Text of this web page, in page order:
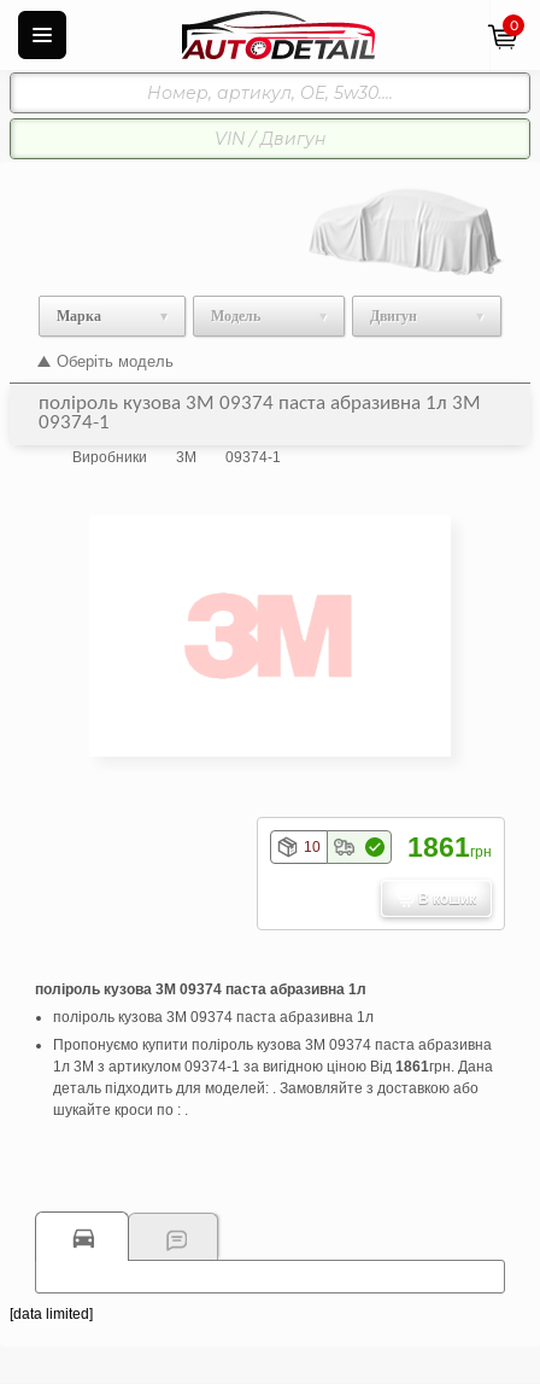
0
Марка Модель Двигун
Оберіть модель
поліроль кузова 3М 09374 паста абразивна 1л 3M
09374-1
Виробники 3M 09374-1
поліроль кузова 3М 09374 паста абразивна 1л
поліроль кузова 3М 09374 паста абразивна 1л
Пропонуємо купити поліроль кузова 3М 09374 паста абразивна
1л 3M з артикулом 09374-1 за вигідною ціною Від 1861грн. Дана
деталь підходить для моделей: . Замовляйте з доставкою або
шукайте кроси по : .
10 1861грн
В кошик
[data limited]